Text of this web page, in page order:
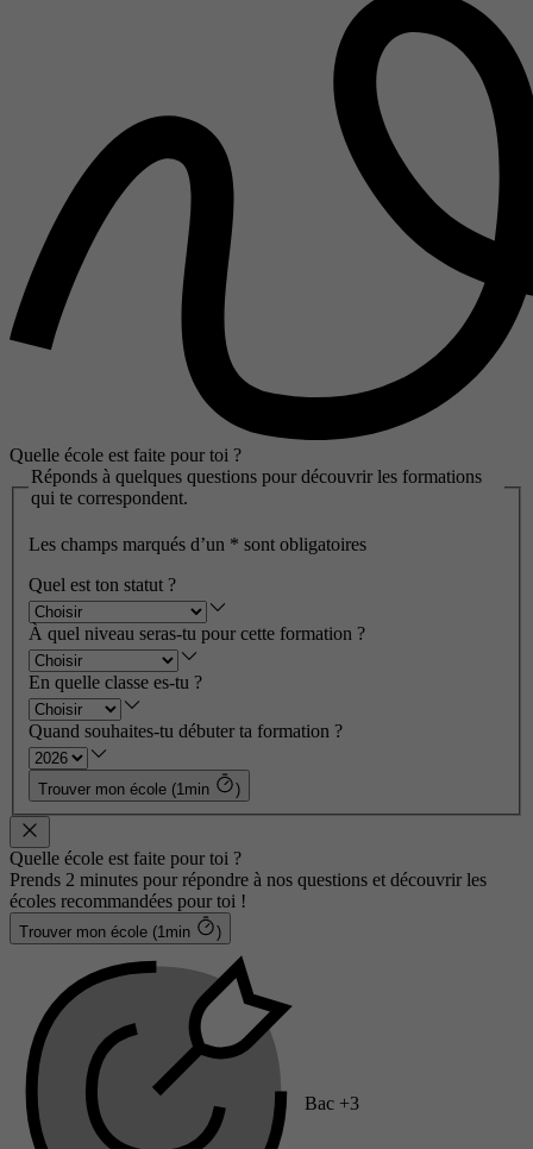
Quelle école est faite pour toi ?
Réponds à quelques questions pour découvrir les formations
qui te correspondent.
Les champs marqués d’un * sont obligatoires
Quel est ton statut ?
À quel niveau seras-tu pour cette formation ?
En quelle classe es-tu ?
Quand souhaites-tu débuter ta formation ?
Trouver mon école (1min )
Quelle école est faite pour toi ?
Prends 2 minutes pour répondre à nos questions et découvrir les
écoles recommandées pour toi !
Trouver mon école (1min )
Bac +3